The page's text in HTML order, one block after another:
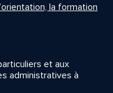
la formation
et aux
administratives à